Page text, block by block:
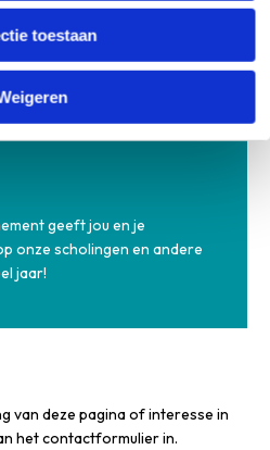
toestaan
geeft jou en je
onze scholingen en andere
jaar!
van deze pagina of interesse in
het contactformulier in.